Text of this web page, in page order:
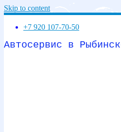
Skip to content
+7 920 107-70-50
Автосервис в